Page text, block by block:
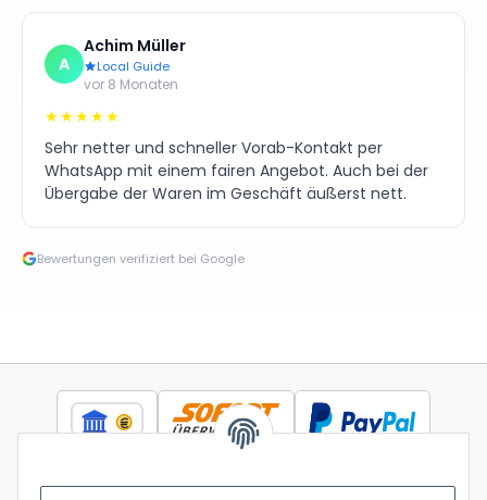
A
Achim Müller
Local Guide
vor 8 Monaten
★★★★★
Sehr netter und schneller Vorab-Kontakt per
WhatsApp mit einem fairen Angebot. Auch bei der
Übergabe der Waren im Geschäft äußerst nett.
Bewertungen verifiziert bei Google